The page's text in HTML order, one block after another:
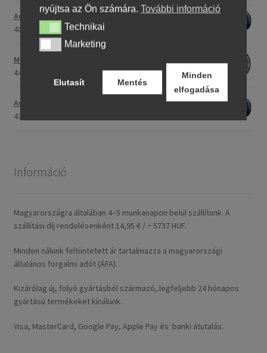
Avon Roadrider MKII 90/90 - 18 51V TL (első/hátsó)
40520,37 Ft
Maxxis M-6011 170/80 - 15 77H TL (hátsó gumi)
44456,18 Ft
Avon Roadrider MKII 110/80 - 18 (58V) TL (első/hátsó)
43518,40 Ft
Információ
Magyarországra általában 4–5 munkanapon belül szállítunk. A
szállítási díj rendelésenként 14,95 € / ~ 5737 HUF.
Minden nálunk feltüntetett ár tartalmazza a magyarországi
általános forgalmi adót (ÁFA).
Kizárólag új, folyó gyártásból származó, legfeljebb 24 hónapos
gyártású termékeket kínálunk.
Visa, MasterCard, Google Pay, Apple Pay és banki átutalás.
nyújtsa az Ön számára. További információ
TechnikaiTechnikai
MarketingMarketing
Elutasít Mentés
Minden
elfogadása